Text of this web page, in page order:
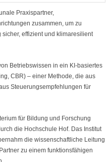
Praxispartner,
zusammen, um zu
effizient und klimaresilient
Betriebswissen in ein KI-basiertes
CBR) – einer Methode, die aus
Steuerungsempfehlungen für
für Bildung und Forschung
die Hochschule Hof. Das Institut
die wissenschaftliche Leitung
zu einem funktionsfähigen